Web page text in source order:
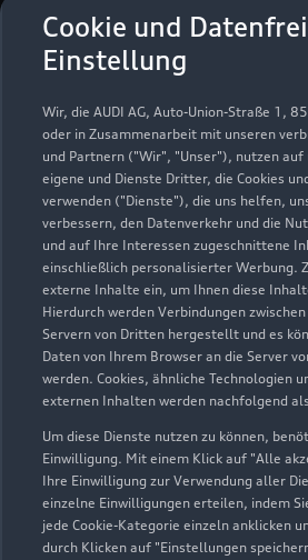
Cookie und
Einstellung
Wir, die AUDI AG, Auto-Union-Straße 1,
oder in Zusammenarbeit mit unseren
und Partnern ("Wir", "Unser"), nutzen auf
eigene und Dienste Dritter, die Cookies
verwenden ("Dienste"), die uns helfen,
verbessern, den Datenverkehr und die
und auf Ihre Interessen zugeschnittene
einschließlich personalisierter Werbung.
externe Inhalte ein, um Ihnen diese
Hierdurch werden Verbindungen
Servern von Dritten hergestellt und es
Daten von Ihrem Browser an die Server
werden. Cookies, ähnliche Technologien
externen Inhalten werden nachfolgend
Um diese Dienste nutzen zu können,
Einwilligung. Mit einem Klick auf "Alle
Ihre Einwilligung zur Verwendung aller
einzelne Einwilligungen erteilen, indem
jede Cookie-Kategorie einzeln anklicken
durch Klicken auf "Einstellungen
Wir beraten Sie
Hier finden Sie die passenden
und Ansprechpartner.